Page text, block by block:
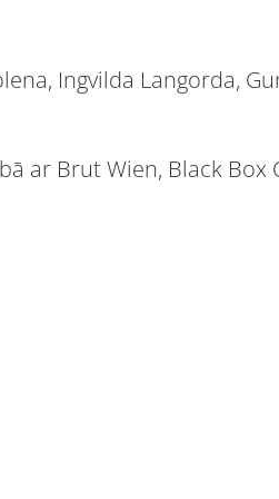
Ingvilda Langorda,
ar Brut Wien, Black Box